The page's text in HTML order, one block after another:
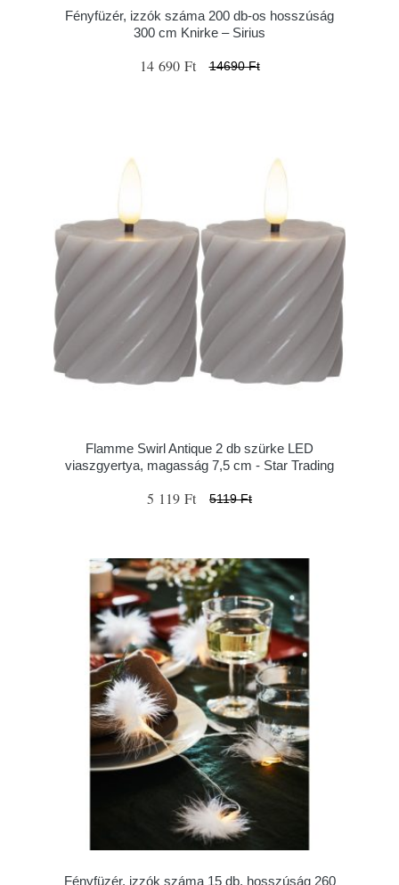
Fényfüzér, izzók száma 200 db-os hosszúság
300 cm Knirke – Sirius
14 690 Ft 14690 Ft
Flamme Swirl Antique 2 db szürke LED
viaszgyertya, magasság 7,5 cm - Star Trading
5 119 Ft 5119 Ft
Fényfüzér, izzók száma 15 db, hosszúság 260